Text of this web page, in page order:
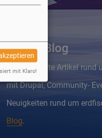
Drupal Blog
Wissenswerte Artikel
mit Drupal, Community-
Neuigkeiten rund um
Blog.
mit Klaro!